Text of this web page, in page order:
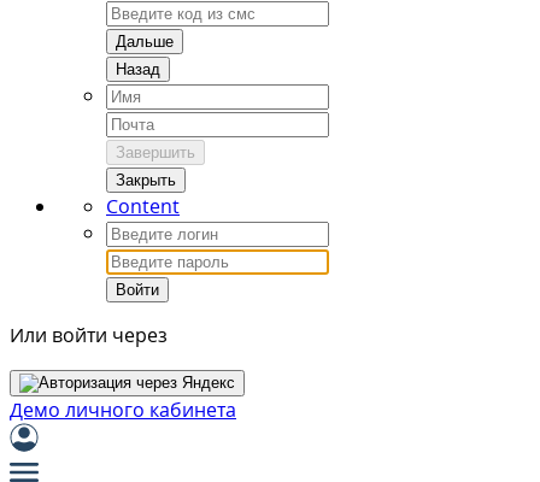
Дальше
Назад
Завершить
Закрыть
Content
Войти
Или войти через
Демо личного кабинета